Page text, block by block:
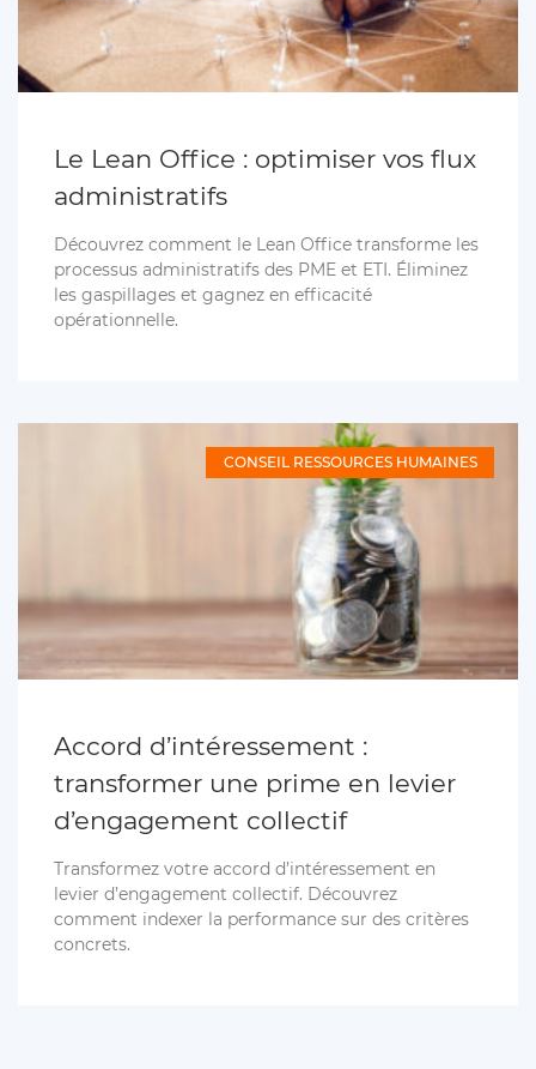
Le Lean Office : optimiser vos flux
administratifs
Découvrez comment le Lean Office transforme les
processus administratifs des PME et ETI. Éliminez
les gaspillages et gagnez en efficacité
opérationnelle.
CONSEIL RESSOURCES HUMAINES
Accord d’intéressement :
transformer une prime en levier
d’engagement collectif
Transformez votre accord d’intéressement en
levier d’engagement collectif. Découvrez
comment indexer la performance sur des critères
concrets.